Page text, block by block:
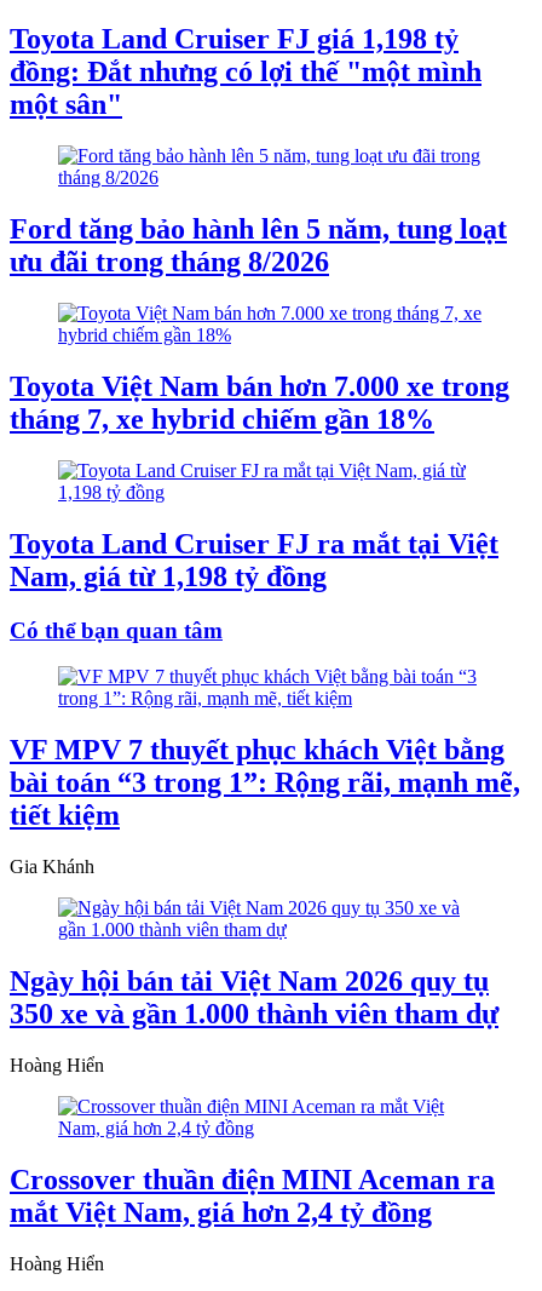
Toyota Land Cruiser FJ giá 1,198 tỷ
đồng: Đắt nhưng có lợi thế "một mình
một sân"
Ford tăng bảo hành lên 5 năm, tung loạt
ưu đãi trong tháng 8/2026
Toyota Việt Nam bán hơn 7.000 xe trong
tháng 7, xe hybrid chiếm gần 18%
Toyota Land Cruiser FJ ra mắt tại Việt
Nam, giá từ 1,198 tỷ đồng
Có thể bạn quan tâm
VF MPV 7 thuyết phục khách Việt bằng
bài toán “3 trong 1”: Rộng rãi, mạnh mẽ,
tiết kiệm
Gia Khánh
Ngày hội bán tải Việt Nam 2026 quy tụ
350 xe và gần 1.000 thành viên tham dự
Hoàng Hiển
Crossover thuần điện MINI Aceman ra
mắt Việt Nam, giá hơn 2,4 tỷ đồng
Hoàng Hiển